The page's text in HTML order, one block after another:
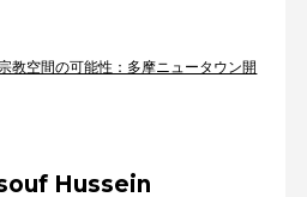
教空間の可能性：多摩ニュータウン開
Hussein